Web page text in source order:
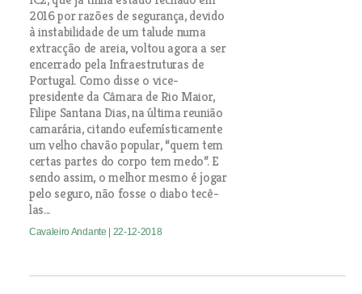
2016 por razões de segurança, devido
à instabilidade de um talude numa
extracção de areia, voltou agora a ser
encerrado pela Infraestruturas de
Portugal. Como disse o vice-
presidente da Câmara de Rio Maior,
Filipe Santana Dias, na última reunião
camarária, citando eufemísticamente
um velho chavão popular, “quem tem
certas partes do corpo tem medo”. E
sendo assim, o melhor mesmo é jogar
pelo seguro, não fosse o diabo tecê-
las...
Cavaleiro Andante | 22-12-2018